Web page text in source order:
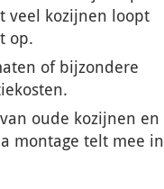
veel kozijnen loopt
op.
of bijzondere
oude kozijnen en
montage telt mee in